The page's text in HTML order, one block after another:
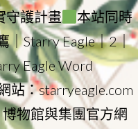
守護計畫
本站同時
｜Starry Eagle｜2｜
Eagle Word
站：starryeagle.com
物館與集團官方網